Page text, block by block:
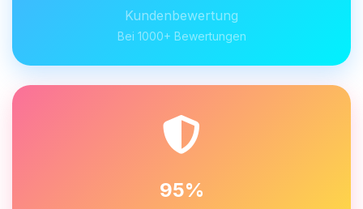
Kundenbewertung
Bei 1000+ Bewertungen
95%